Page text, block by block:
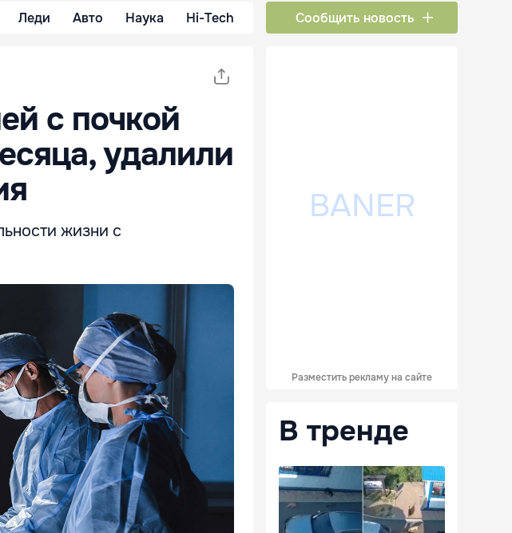
Леди Авто Наука Hi-Tech Сообщить новость
с почкой
удалили
жизни с
Разместить рекламу на сайте
В тренде